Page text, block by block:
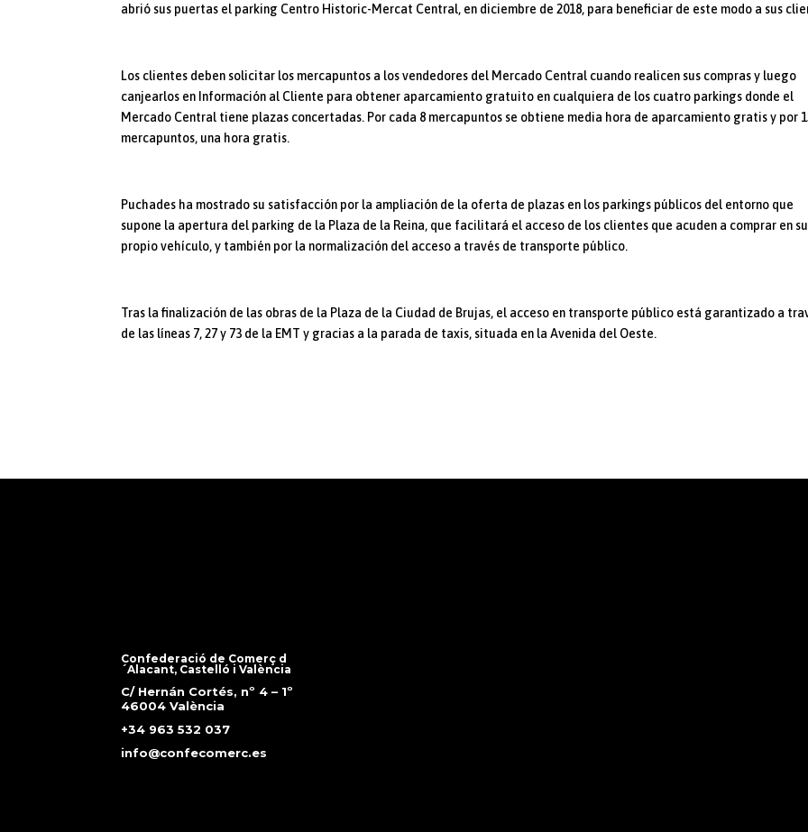
abrió sus puertas el parking Centro Historic-Mercat Central, en diciembre de 2018, para beneficiar de este modo a sus
Los clientes deben solicitar los mercapuntos a los vendedores del Mercado Central cuando realicen sus compras y luego
canjearlos en Información al Cliente para obtener aparcamiento gratuito en cualquiera de los cuatro parkings donde el
Mercado Central tiene plazas concertadas. Por cada 8 mercapuntos se obtiene media hora de aparcamiento gratis y por
mercapuntos, una hora gratis.
Puchades ha mostrado su satisfacción por la ampliación de la oferta de plazas en los parkings públicos del entorno que
supone la apertura del parking de la Plaza de la Reina, que facilitará el acceso de los clientes que acuden a comprar en su
propio vehículo, y también por la normalización del acceso a través de transporte público.
Tras la finalización de las obras de la Plaza de la Ciudad de Brujas, el acceso en transporte público está garantizado a
de las líneas 7, 27 y 73 de la EMT y gracias a la parada de taxis, situada en la Avenida del Oeste.
Confederació de Comerç d
´Alacant, Castelló i València
C/ Hernán Cortés, nº 4 – 1º
46004 València
+34 963 532 037
info@confecomerc.es